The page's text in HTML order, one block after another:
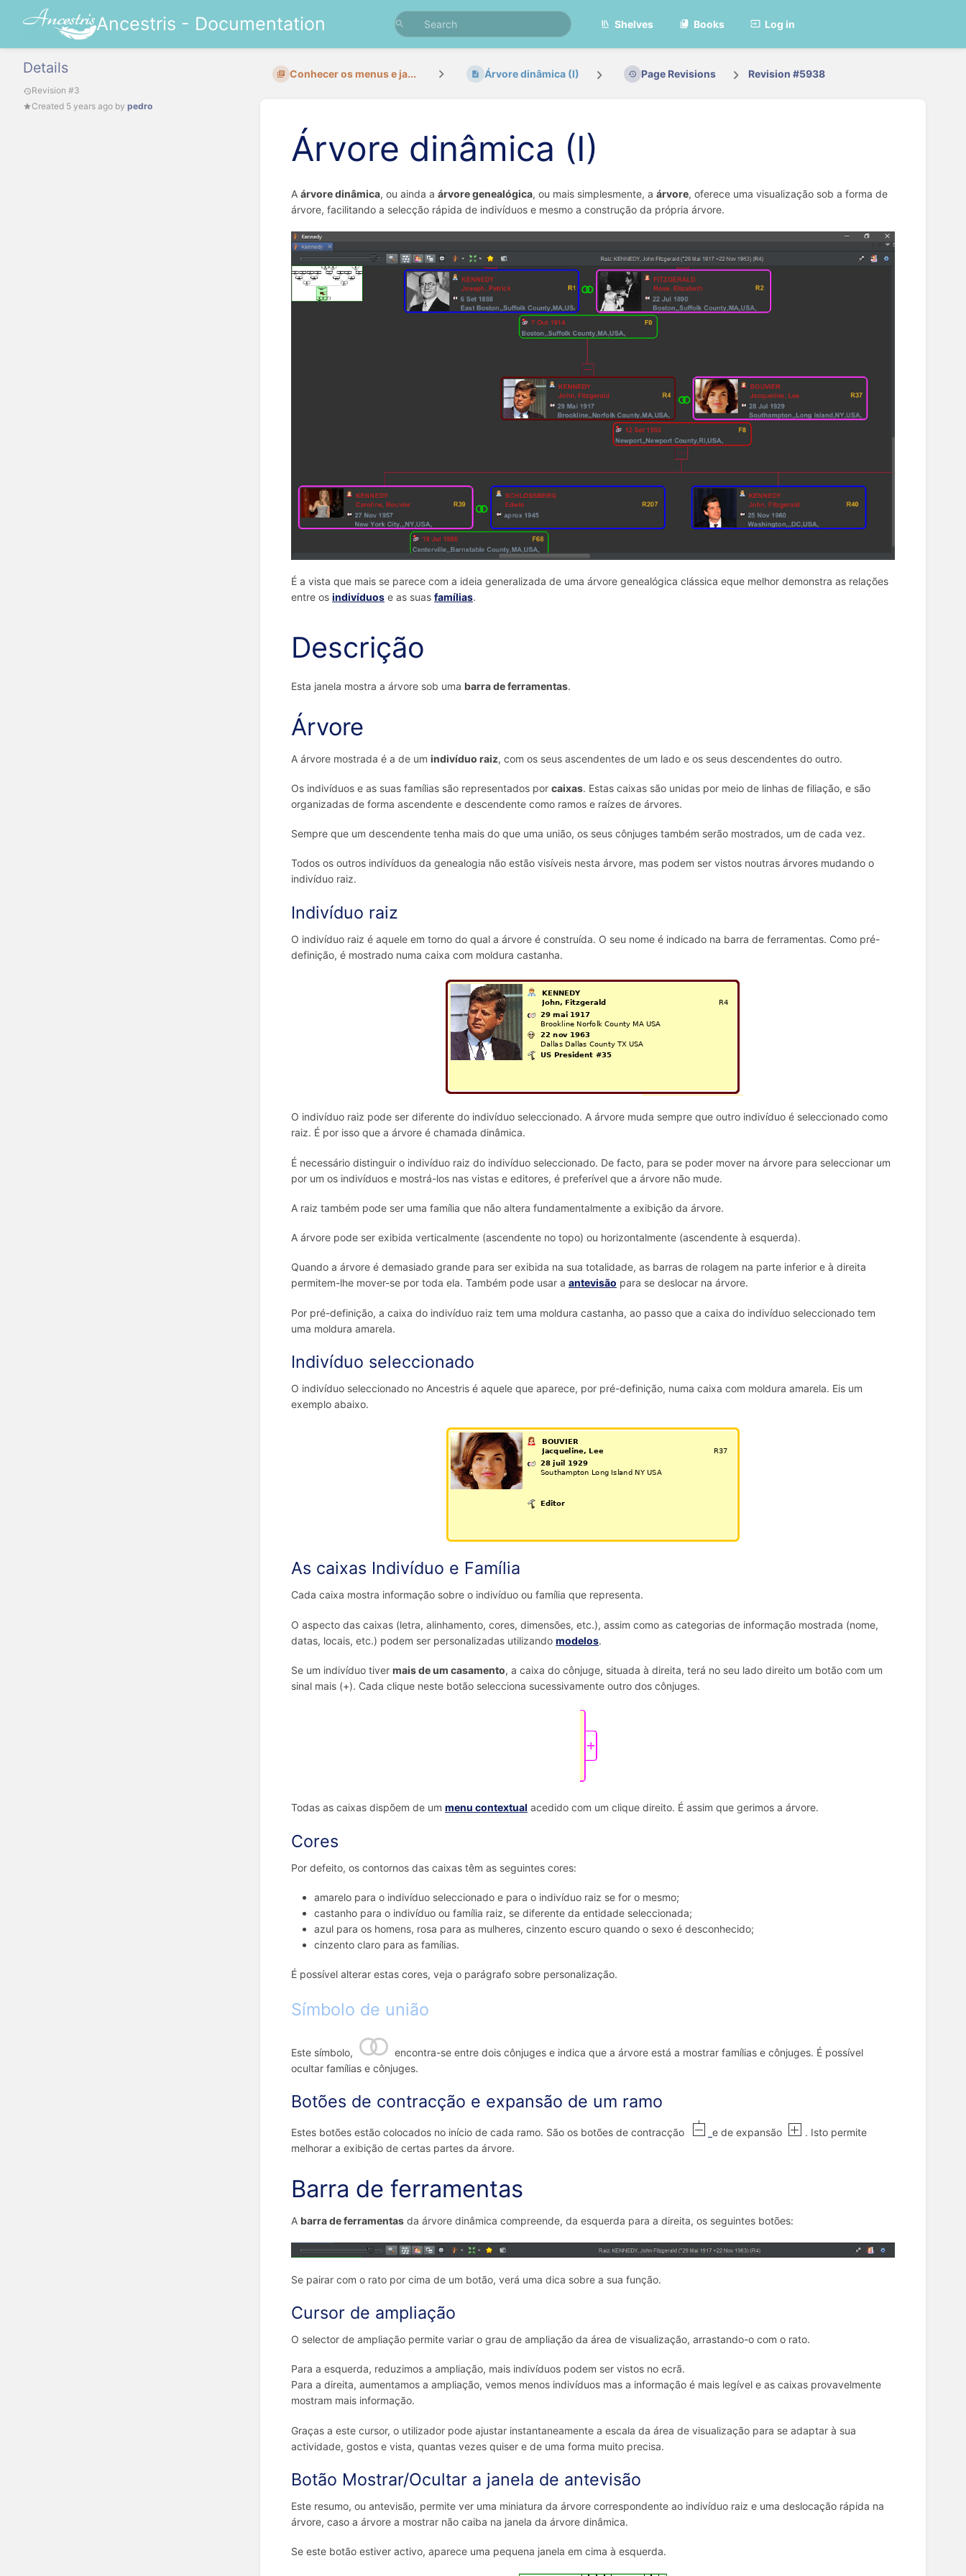
Ancestris - Documentation Shelves Books Log in
Details
Revision #3
Created 5 years ago by pedro
Conhecer os menus e ja... Árvore dinâmica (I) Page Revisions Revision #5938
Árvore dinâmica (I)
A árvore dinâmica, ou ainda a árvore genealógica, ou mais simplesmente, a árvore, oferece uma visualização sob a forma de
árvore, facilitando a selecção rápida de indivíduos e mesmo a construção da própria árvore.
É a vista que mais se parece com a ideia generalizada de uma árvore genealógica clássica eque melhor demonstra as relações
entre os indivíduos e as suas famílias.
Descrição
Esta janela mostra a árvore sob uma barra de ferramentas.
Árvore
A árvore mostrada é a de um indivíduo raiz, com os seus ascendentes de um lado e os seus descendentes do outro.
Os indivíduos e as suas famílias são representados por caixas. Estas caixas são unidas por meio de linhas de filiação, e são
organizadas de forma ascendente e descendente como ramos e raízes de árvores.
Sempre que um descendente tenha mais do que uma união, os seus cônjuges também serão mostrados, um de cada vez.
Todos os outros indivíduos da genealogia não estão visíveis nesta árvore, mas podem ser vistos noutras árvores mudando o
indivíduo raiz.
Indivíduo raiz
O indivíduo raiz é aquele em torno do qual a árvore é construída. O seu nome é indicado na barra de ferramentas. Como pré-
definição, é mostrado numa caixa com moldura castanha.
O indivíduo raiz pode ser diferente do indivíduo seleccionado. A árvore muda sempre que outro indivíduo é seleccionado como
raiz. É por isso que a árvore é chamada dinâmica.
É necessário distinguir o indivíduo raiz do indivíduo seleccionado. De facto, para se poder mover na árvore para seleccionar um
por um os indivíduos e mostrá-los nas vistas e editores, é preferível que a árvore não mude.
A raiz também pode ser uma família que não altera fundamentalmente a exibição da árvore.
A árvore pode ser exibida verticalmente (ascendente no topo) ou horizontalmente (ascendente à esquerda).
Quando a árvore é demasiado grande para ser exibida na sua totalidade, as barras de rolagem na parte inferior e à direita
permitem-lhe mover-se por toda ela. Também pode usar a antevisão para se deslocar na árvore.
Por pré-definição, a caixa do indivíduo raiz tem uma moldura castanha, ao passo que a caixa do indivíduo seleccionado tem
uma moldura amarela.
Indivíduo seleccionado
O indivíduo seleccionado no Ancestris é aquele que aparece, por pré-definição, numa caixa com moldura amarela. Eis um
exemplo abaixo.
As caixas Indivíduo e Família
Cada caixa mostra informação sobre o indivíduo ou família que representa.
O aspecto das caixas (letra, alinhamento, cores, dimensões, etc.), assim como as categorias de informação mostrada (nome,
datas, locais, etc.) podem ser personalizadas utilizando modelos.
Se um indivíduo tiver mais de um casamento, a caixa do cônjuge, situada à direita, terá no seu lado direito um botão com um
sinal mais (+). Cada clique neste botão selecciona sucessivamente outro dos cônjuges.
Todas as caixas dispõem de um menu contextual acedido com um clique direito. É assim que gerimos a árvore.
Cores
Por defeito, os contornos das caixas têm as seguintes cores:
amarelo para o indivíduo seleccionado e para o indivíduo raiz se for o mesmo;
castanho para o indivíduo ou família raiz, se diferente da entidade seleccionada;
azul para os homens, rosa para as mulheres, cinzento escuro quando o sexo é desconhecido;
cinzento claro para as famílias.
É possível alterar estas cores, veja o parágrafo sobre personalização.
Símbolo de união
Este símbolo,
encontra-se entre dois cônjuges e indica que a árvore está a mostrar famílias e cônjuges. É possível
ocultar famílias e cônjuges.
Botões de contracção e expansão de um ramo
Estes botões estão colocados no início de cada ramo. São os botões de contracção e de expansão
. Isto permite
melhorar a exibição de certas partes da árvore.
Barra de ferramentas
A barra de ferramentas da árvore dinâmica compreende, da esquerda para a direita, os seguintes botões:
Se pairar com o rato por cima de um botão, verá uma dica sobre a sua função.
Cursor de ampliação
O selector de ampliação permite variar o grau de ampliação da área de visualização, arrastando-o com o rato.
Para a esquerda, reduzimos a ampliação, mais indivíduos podem ser vistos no ecrã.
Para a direita, aumentamos a ampliação, vemos menos indivíduos mas a informação é mais legível e as caixas provavelmente
mostram mais informação.
Graças a este cursor, o utilizador pode ajustar instantaneamente a escala da área de visualização para se adaptar à sua
actividade, gostos e vista, quantas vezes quiser e de uma forma muito precisa.
Botão Mostrar/Ocultar a janela de antevisão
Este resumo, ou antevisão, permite ver uma miniatura da árvore correspondente ao indivíduo raiz e uma deslocação rápida na
árvore, caso a árvore a mostrar não caiba na janela da árvore dinâmica.
Se este botão estiver activo, aparece uma pequena janela em cima à esquerda.